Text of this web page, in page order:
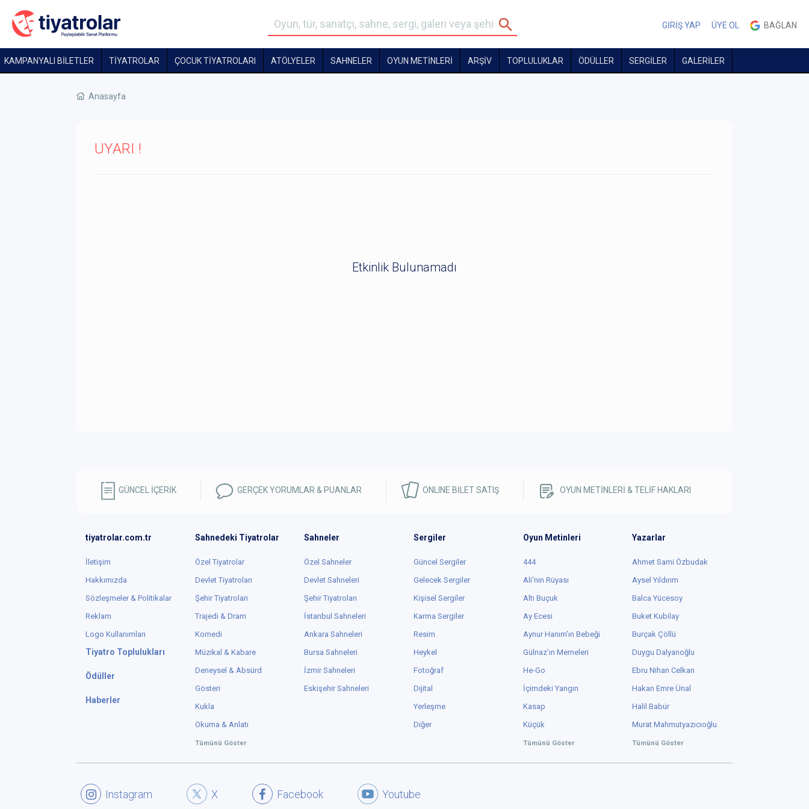
GİRİŞ YAP ÜYE OL BAĞLAN
KAMPANYALI BİLETLER TİYATROLAR ÇOCUK TIYATROLARI ATÖLYELER SAHNELER OYUN METİNLERİ ARŞİV TOPLULUKLAR ÖDÜLLER SERGİLER GALERİLER
Anasayfa
UYARI !
Etkinlik Bulunamadı
GÜNCEL İÇERİK GERÇEK YORUMLAR & PUANLAR ONLINE BİLET SATIŞ OYUN METİNLERİ & TELİF HAKLARI
tiyatrolar.com.tr
İletişim
Hakkımızda
Sözleşmeler & Politikalar
Reklam
Logo Kullanımları
Tiyatro Toplulukları
Ödüller
Haberler
Sahnedeki Tiyatrolar
Özel Tiyatrolar
Devlet Tiyatroları
Şehir Tiyatroları
Trajedi & Dram
Komedi
Müzikal & Kabare
Deneysel & Absürd
Gösteri
Kukla
Okuma & Anlatı
Tümünü Göster
Sahneler
Özel Sahneler
Devlet Sahneleri
Şehir Tiyatroları
İstanbul Sahneleri
Ankara Sahneleri
Bursa Sahneleri
İzmir Sahneleri
Eskişehir Sahneleri
Sergiler
Güncel Sergiler
Gelecek Sergiler
Kişisel Sergiler
Karma Sergiler
Resim
Heykel
Fotoğraf
Dijital
Yerleşme
Diğer
Oyun Metinleri
444
Ali'nin Rüyası
Altı Buçuk
Ay Ecesi
Aynur Hanım'ın Bebeği
Gülnaz'ın Memeleri
He-Go
İçimdeki Yangın
Kasap
Küçük
Tümünü Göster
Yazarlar
Ahmet Sami Özbudak
Aysel Yıldırım
Balca Yücesoy
Buket Kubilay
Burçak Çöllü
Duygu Dalyanoğlu
Ebru Nihan Celkan
Hakan Emre Ünal
Halil Babür
Murat Mahmutyazıcıoğlu
Tümünü Göster
Youtube
Facebook
X
Instagram